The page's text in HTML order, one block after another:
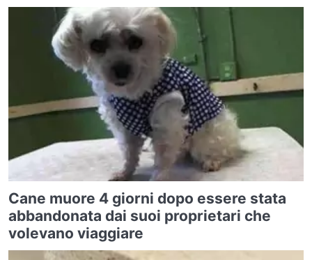
Cane muore 4 giorni dopo essere stata
abbandonata dai suoi proprietari che
volevano viaggiare